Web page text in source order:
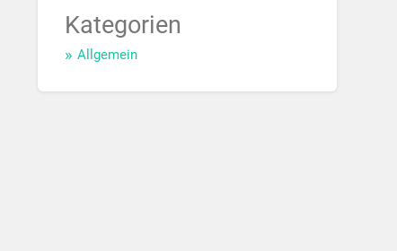
Kategorien
Allgemein